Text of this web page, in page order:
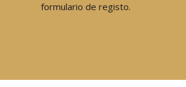
formulario de registo.